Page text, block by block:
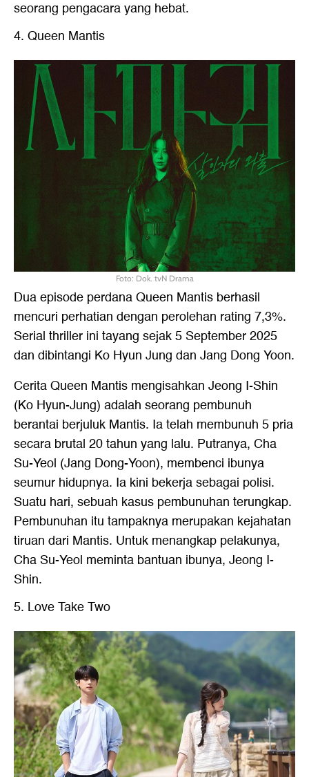
seorang pengacara yang hebat.
4. Queen Mantis
Foto: Dok. tvN Drama
Dua episode perdana Queen Mantis berhasil
mencuri perhatian dengan perolehan rating 7,3%.
Serial thriller ini tayang sejak 5 September 2025
dan dibintangi Ko Hyun Jung dan Jang Dong Yoon.
Cerita Queen Mantis mengisahkan Jeong I-Shin
(Ko Hyun-Jung) adalah seorang pembunuh
berantai berjuluk Mantis. Ia telah membunuh 5 pria
secara brutal 20 tahun yang lalu. Putranya, Cha
Su-Yeol (Jang Dong-Yoon), membenci ibunya
seumur hidupnya. Ia kini bekerja sebagai polisi.
Suatu hari, sebuah kasus pembunuhan terungkap.
Pembunuhan itu tampaknya merupakan kejahatan
tiruan dari Mantis. Untuk menangkap pelakunya,
Cha Su-Yeol meminta bantuan ibunya, Jeong I-
Shin.
5. Love Take Two